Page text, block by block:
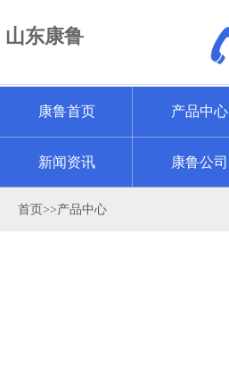
山东康鲁
康鲁首页 产品中心
新闻资讯 康鲁公司
首页 >>产品中心